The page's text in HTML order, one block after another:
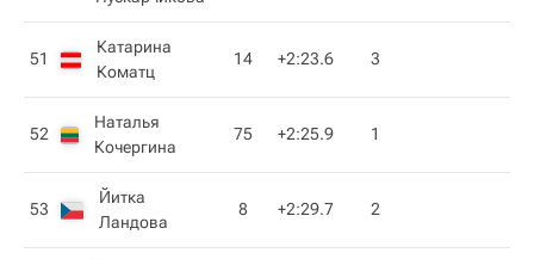
51
Катарина
Коматц
14 +2:23.6 3
52
Наталья
Кочергина
75 +2:25.9 1
53
Йитка
Ландова
8 +2:29.7 2